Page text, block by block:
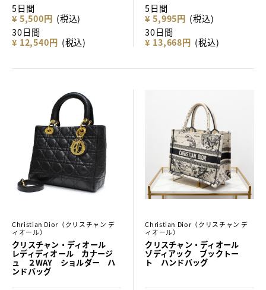
5日間
¥ 5,500円 (税込)
30日間
¥ 12,540円 (税込)
5日間
¥ 5,995円 (税込)
30日間
¥ 13,668円 (税込)
Christian Dior（クリスチャン デ
ィオール）
クリスチャン・ディオール
レディディオール カナージ
ュ ２WAY ショルダー ハ
ンドバッグ
Christian Dior（クリスチャン デ
ィオール）
クリスチャン・ディオール
ゾディアック ブックトー
ト ハンドバッグ